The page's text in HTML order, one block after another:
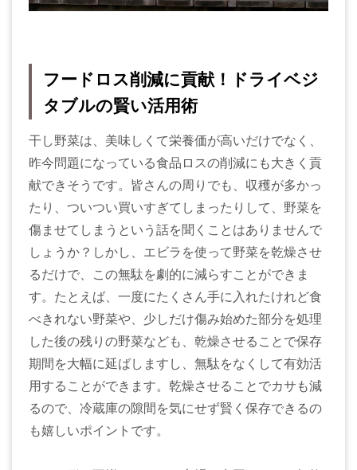
フードロス削減に貢献！ドライベジ
タブルの賢い活用術
干し野菜は、美味しくて栄養価が高いだけでなく、
昨今問題になっている食品ロスの削減にも大きく貢
献できそうです。皆さんの周りでも、収穫が多かっ
たり、ついつい買いすぎてしまったりして、野菜を
傷ませてしまうという話を聞くことはありませんで
しょうか？しかし、エビラを使って野菜を乾燥させ
るだけで、この無駄を劇的に減らすことができま
す。たとえば、一度にたくさん手に入れたけれど食
べきれない野菜や、少しだけ傷み始めた部分を処理
した後の残りの野菜なども、乾燥させることで保存
期間を大幅に延ばしますし、無駄をなくして有効活
用することができます。乾燥させることでカサも減
るので、冷蔵庫の隙間を気にせず賢く保存できるの
も嬉しいポイントです。